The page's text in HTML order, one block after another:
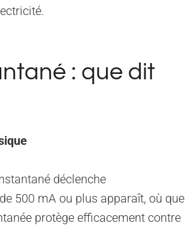
: que dit
déclenche
500 mA ou plus apparaît, où que
protège efficacement contre